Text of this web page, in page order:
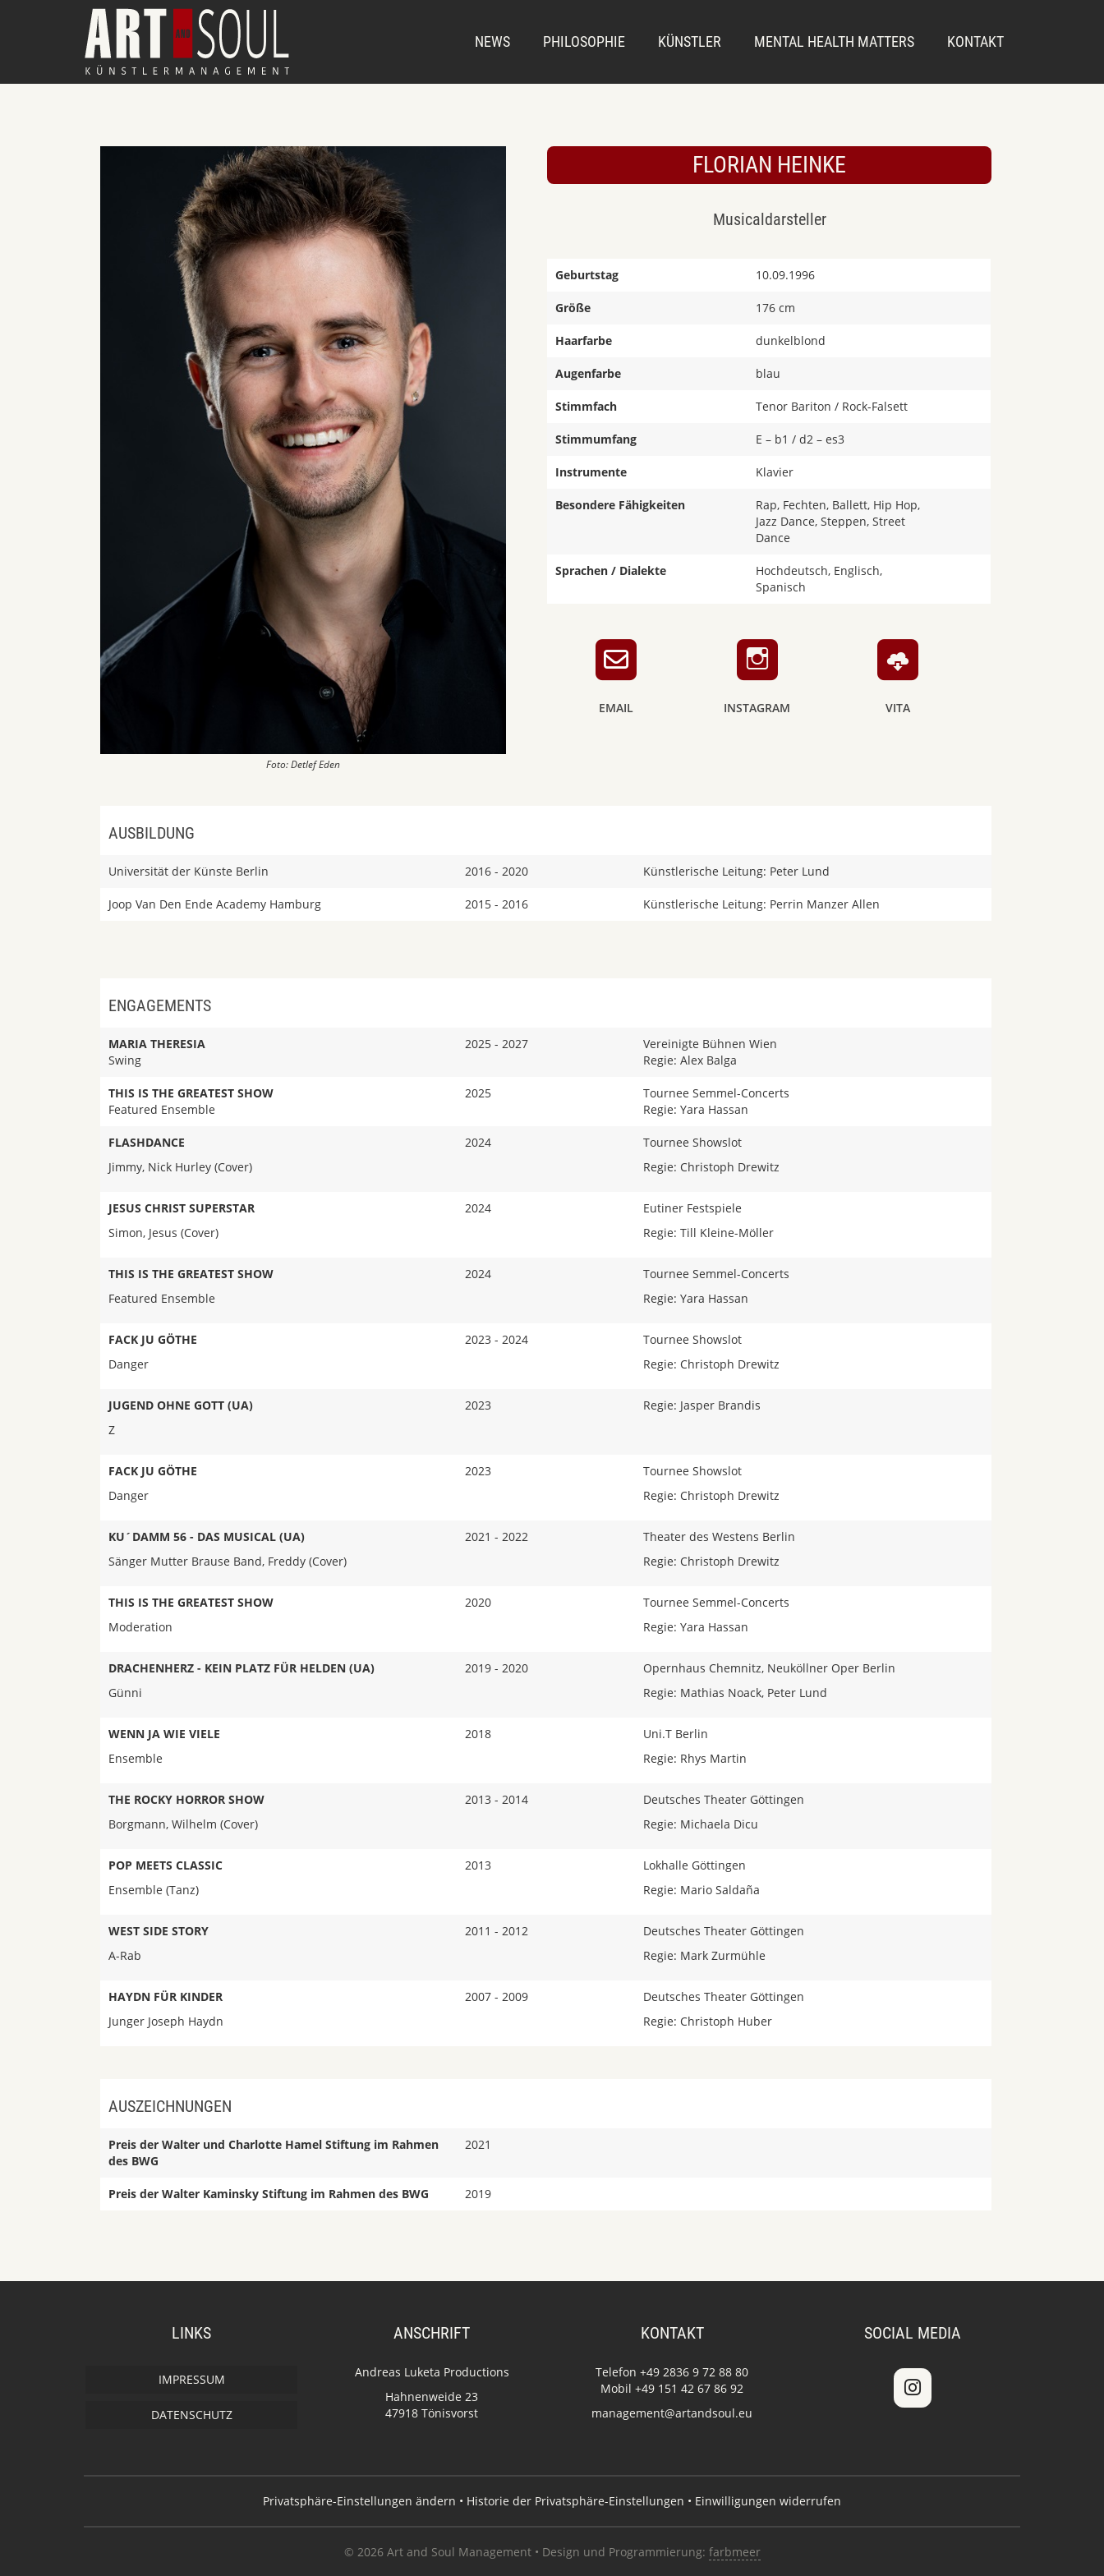
NEWS PHILOSOPHIE KÜNSTLER MENTAL HEALTH MATTERS KONTAKT
Foto: Detlef Eden
FLORIAN HEINKE
Musicaldarsteller
Geburtstag 10.09.1996
Größe 176 cm
Haarfarbe dunkelblond
Augenfarbe blau
Stimmfach Tenor Bariton / Rock-Falsett
Stimmumfang E – b1 / d2 – es3
Instrumente Klavier
Besondere Fähigkeiten
Rap, Fechten, Ballett, Hip Hop,
Jazz Dance, Steppen, Street
Dance
Sprachen / Dialekte
Hochdeutsch, Englisch,
Spanisch
EMAIL INSTAGRAM VITA
AUSBILDUNG
Universität der Künste Berlin 2016 - 2020 Künstlerische Leitung: Peter Lund
Joop Van Den Ende Academy Hamburg 2015 - 2016 Künstlerische Leitung: Perrin Manzer Allen
ENGAGEMENTS
MARIA THERESIA
Swing
2025 - 2027
Vereinigte Bühnen Wien
Regie: Alex Balga
THIS IS THE GREATEST SHOW
Featured Ensemble
2025
Tournee Semmel-Concerts
Regie: Yara Hassan
FLASHDANCE
Jimmy, Nick Hurley (Cover)
2024
Tournee Showslot
Regie: Christoph Drewitz
JESUS CHRIST SUPERSTAR
Simon, Jesus (Cover)
2024
Eutiner Festspiele
Regie: Till Kleine-Möller
THIS IS THE GREATEST SHOW
Featured Ensemble
2024
Tournee Semmel-Concerts
Regie: Yara Hassan
FACK JU GÖTHE
Danger
2023 - 2024
Tournee Showslot
Regie: Christoph Drewitz
JUGEND OHNE GOTT (UA)
Z
2023 Regie: Jasper Brandis
FACK JU GÖTHE
Danger
2023
Tournee Showslot
Regie: Christoph Drewitz
KU´DAMM 56 - DAS MUSICAL (UA)
Sänger Mutter Brause Band, Freddy (Cover)
2021 - 2022
Theater des Westens Berlin
Regie: Christoph Drewitz
THIS IS THE GREATEST SHOW
Moderation
2020
Tournee Semmel-Concerts
Regie: Yara Hassan
DRACHENHERZ - KEIN PLATZ FÜR HELDEN (UA)
Günni
2019 - 2020
Opernhaus Chemnitz, Neuköllner Oper Berlin
Regie: Mathias Noack, Peter Lund
WENN JA WIE VIELE
Ensemble
2018
Uni.T Berlin
Regie: Rhys Martin
THE ROCKY HORROR SHOW
Borgmann, Wilhelm (Cover)
2013 - 2014
Deutsches Theater Göttingen
Regie: Michaela Dicu
POP MEETS CLASSIC
Ensemble (Tanz)
2013
Lokhalle Göttingen
Regie: Mario Saldaña
WEST SIDE STORY
A-Rab
2011 - 2012
Deutsches Theater Göttingen
Regie: Mark Zurmühle
HAYDN FÜR KINDER
Junger Joseph Haydn
2007 - 2009
Deutsches Theater Göttingen
Regie: Christoph Huber
AUSZEICHNUNGEN
Preis der Walter und Charlotte Hamel Stiftung im Rahmen
des BWG
2021
Preis der Walter Kaminsky Stiftung im Rahmen des BWG 2019
LINKS
IMPRESSUM
DATENSCHUTZ
ANSCHRIFT
Andreas Luketa Productions
Hahnenweide 23
47918 Tönisvorst
KONTAKT
Telefon +49 2836 9 72 88 80
Mobil +49 151 42 67 86 92
management@artandsoul.eu
SOCIAL MEDIA
Privatsphäre-Einstellungen ändern • Historie der Privatsphäre-Einstellungen • Einwilligungen widerrufen
© 2026 Art and Soul Management • Design und Programmierung: farbmeer